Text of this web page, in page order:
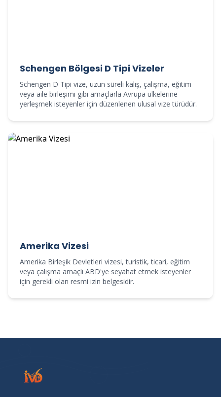
Schengen Bölgesi D Tipi Vizeler
Schengen D Tipi vize, uzun süreli kalış, çalışma, eğitim
veya aile birleşimi gibi amaçlarla Avrupa ülkelerine
yerleşmek isteyenler için düzenlenen ulusal vize türüdür.
Amerika Vizesi
Amerika Birleşik Devletleri vizesi, turistik, ticari, eğitim
veya çalışma amaçlı ABD'ye seyahat etmek isteyenler
için gerekli olan resmi izin belgesidir.